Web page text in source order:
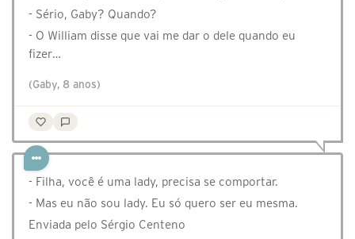
- Sério, Gaby? Quando?
- O William disse que vai me dar o dele quando eu
fizer…
(Gaby, 8 anos)
- Filha, você é uma lady, precisa se comportar.
- Mas eu não sou lady. Eu só quero ser eu mesma.
Enviada pelo Sérgio Centeno